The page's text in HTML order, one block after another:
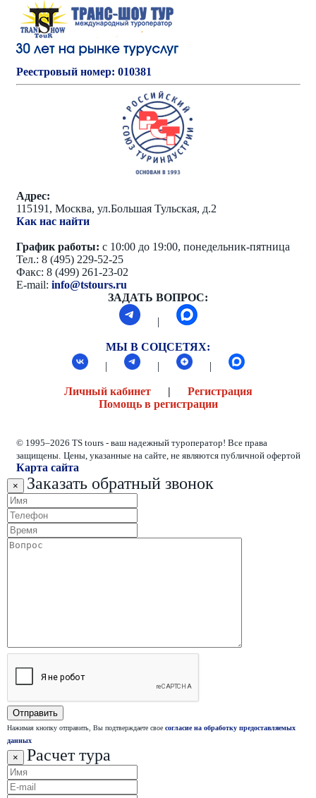
Реестровый номер: 010381
Адрес:
115191, Москва, ул.Большая Тульская, д.2
Как нас найти
График работы: с 10:00 до 19:00, понедельник-пятница
Тел.: 8 (495) 229-52-25
Факс: 8 (499) 261-23-02
E-mail: info@tstours.ru
ЗАДАТЬ ВОПРОС:
|
МЫ В СОЦСЕТЯХ:
|
| |
Личный кабинет| Регистрация
Помощь в регистрации
© 1995–2026 TS tours - ваш надежный туроператор! Все права
защищены. Цены, указанные на сайте, не являются публичной офертой
Карта сайта
× Заказать обратный звонок
Нажимая кнопку отправить, Вы подтверждаете свое согласие на обработку предоставляемых
данных
× Расчет тура